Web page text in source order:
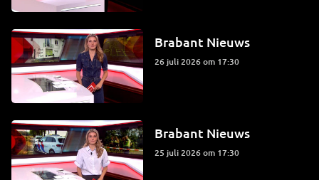
Brabant Nieuws
26 juli 2026 om 17:30
Brabant Nieuws
25 juli 2026 om 17:30